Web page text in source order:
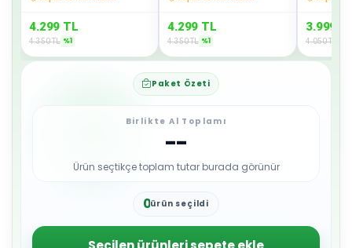
4.299 TL
4.350TL %1
4.299 TL
4.350TL %1
3.999
4.050TL
Paket Özeti
Birlikte Al Toplamı
--
Ürün seçtikçe toplam tutar burada görünür
0
2
3
ürün seçildi